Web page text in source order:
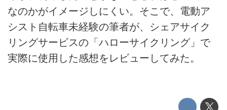
テクノロジー
このメディアについて
運営会社
なのかがイメージしにくい。そこで、電動ア
シスト自転車未経験の筆者が、シェアサイク
リングサービスの「ハローサイクリング」で
実際に使用した感想をレビューしてみた。